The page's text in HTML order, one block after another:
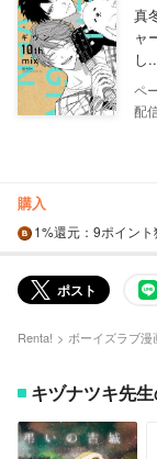
真
ャ
し
配
購入
1%還元 ：9ポイン
ポスト
Renta! ボーイズラブ漫
キヅナツキ先